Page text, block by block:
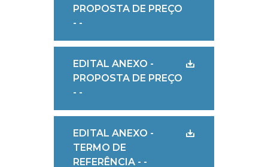
PROPOSTA DE PREÇO
- -
EDITAL ANEXO -
PROPOSTA DE PREÇO
- -
EDITAL ANEXO -
TERMO DE
REFERÊNCIA - -